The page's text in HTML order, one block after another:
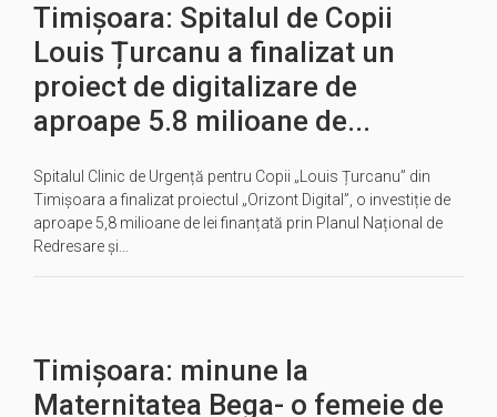
Timișoara: Spitalul de Copii
Louis Țurcanu a finalizat un
proiect de digitalizare de
aproape 5.8 milioane de...
Spitalul Clinic de Urgență pentru Copii „Louis Țurcanu” din
Timișoara a finalizat proiectul „Orizont Digital”, o investiție de
aproape 5,8 milioane de lei finanțată prin Planul Național de
Redresare și…
Timișoara: minune la
Maternitatea Bega- o femeie de